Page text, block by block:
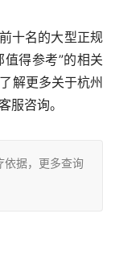
十名的大型正规
得参考”的相关
解更多关于杭州
服咨询。
依据，更多查询